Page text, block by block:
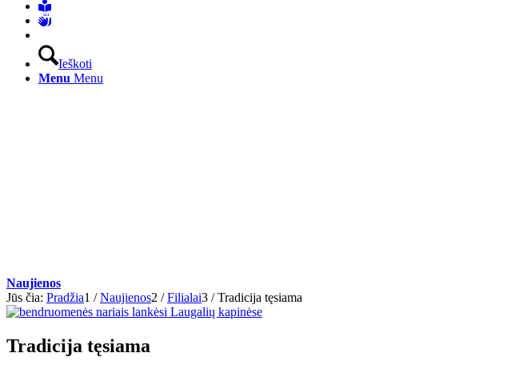
Ieškoti
Menu Menu
Naujienos
Jūs čia: Pradžia1 / Naujienos2 / Filialai3 / Tradicija tęsiama
Tradicija tęsiama